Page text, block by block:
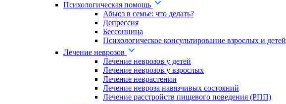
Психологическая помощь
Абьюз в семье: что делать?
Депрессия
Бессонница
Психологическое консультирование взрослых и детей
Лечение неврозов
Лечение неврозов у детей
Лечение неврозов у взрослых
Лечение неврастении
Лечение невроза навязчивых состояний
Лечение расстройств пищевого поведения (РПП)